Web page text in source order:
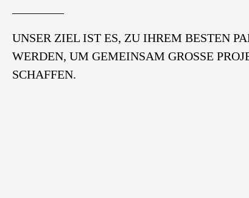
UNSER ZIEL IST ES, ZU IHREM BESTEN
WERDEN, UM GEMEINSAM GROSSE
SCHAFFEN.